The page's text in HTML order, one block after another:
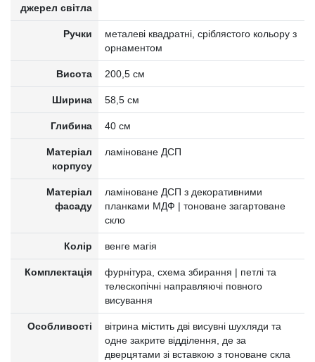
джерел світла
Ручки
металеві квадратні, сріблястого кольору з
орнаментом
Висота 200,5 см
Ширина 58,5 см
Глибина 40 см
Матеріал
корпусу
ламіноване ДСП
Матеріал
фасаду
ламіноване ДСП з декоративними
планками МДФ | тоноване загартоване
скло
Колір венге магія
Комплектація
фурнітура, схема збирання | петлі та
телескопічні направляючі повного
висування
Особливості
вітрина містить дві висувні шухляди та
одне закрите відділення, де за
дверцятами зі вставкою з тоноване скла